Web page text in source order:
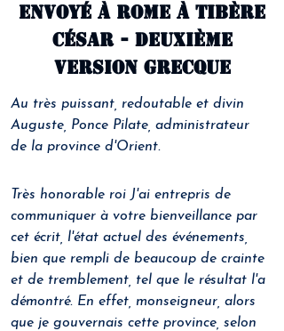
envoyé à Rome à Tibère
César - Deuxième
version grecque
Au très puissant, redoutable et divin
Auguste, Ponce Pilate, administrateur
de la province d'Orient.
Très honorable roi J'ai entrepris de
communiquer à votre bienveillance par
cet écrit, l'état actuel des événements,
bien que rempli de beaucoup de crainte
et de tremblement, tel que le résultat l'a
démontré. En effet, monseigneur, alors
que je gouvernais cette province, selon